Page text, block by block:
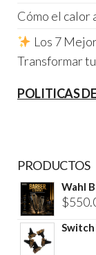
Cómo el calor
Los 7
Transformar
POLITICAS
PRODUCTOS
Wahl
$
Switch